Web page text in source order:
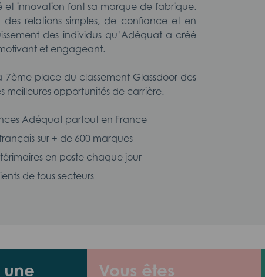
et innovation font sa marque de fabrique.
des relations simples, de confiance et en
des individus qu’Adéquat a créé
et engageant.
place du classement Glassdoor des
meilleures opportunités de carrière.
Adéquat partout en France
sur + de 600 marques
en poste chaque jour
de tous secteurs
une
Vous êtes